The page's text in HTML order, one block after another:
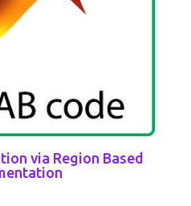
via Region Based